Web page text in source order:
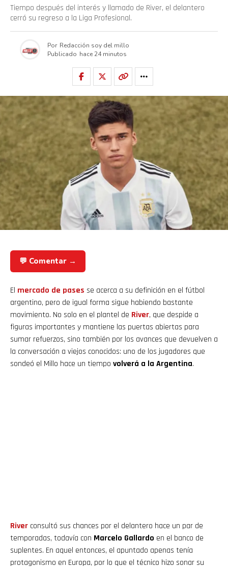
Tiempo después del interés y llamado de River, el delantero
cerró su regreso a la Liga Profesional.
Por Redacción soy del millo
Publicado hace 24 minutos
💬 Comentar →
El mercado de pases se acerca a su definición en el fútbol
argentino, pero de igual forma sigue habiendo bastante
movimiento. No solo en el plantel de River, que despide a
figuras importantes y mantiene las puertas abiertas para
sumar refuerzos, sino también por los avances que devuelven a
la conversación a viejos conocidos: uno de los jugadores que
sondeó el Millo hace un tiempo volverá a la Argentina.
River consultó sus chances por el delantero hace un par de
temporadas, todavía con Marcelo Gallardo en el banco de
suplentes. En aquel entonces, el apuntado apenas tenía
protagonismo en Europa, por lo que el técnico hizo sonar su